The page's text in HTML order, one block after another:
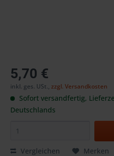
5,70 €
inkl. ges. USt.,zzgl. Versandkosten
Sofort versandfertig,
Deutschlands
Vergleichen Merken